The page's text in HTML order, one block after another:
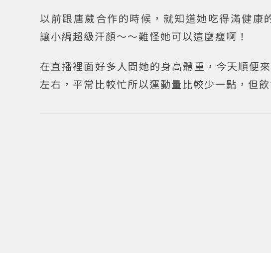
以前跟唐葳合作的時候，就知道她吃得滿健
讓小編超級汗顏～～難怪她可以這麼瘦啊！
在直播裡面好多人問她的身高體重，今天順便
左右，平常比較忙所以運動量比較少一點，但